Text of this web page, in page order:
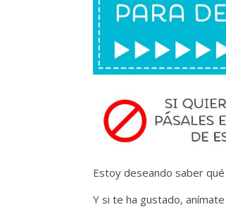
Estoy deseando saber
Y si te ha gustado,